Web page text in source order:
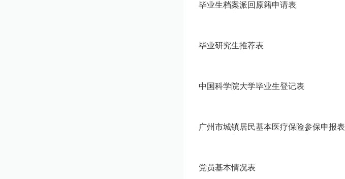
毕业生档案派回原籍申请表
毕业研究生推荐表
中国科学院大学毕业生登记表
广州市城镇居民基本医疗保险参保申报表
党员基本情况表